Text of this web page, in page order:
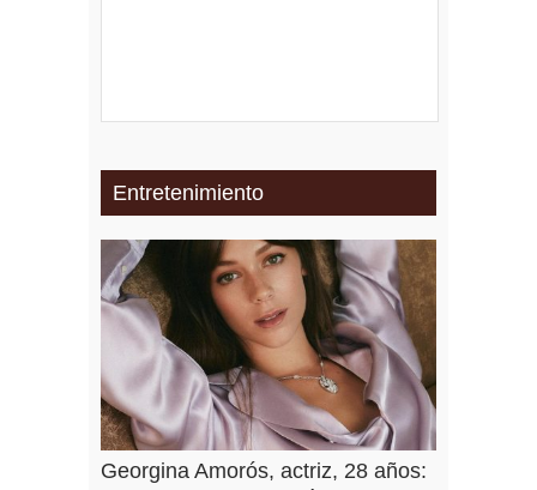
Entretenimiento
Georgina Amorós, actriz, 28 años: